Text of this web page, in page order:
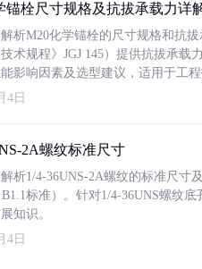
锚栓尺寸规格及抗拔承载力详
析M20化学锚栓的尺寸规格和抗
术规程》JGJ 145）提供抗拔承载
影响因素及选型建议，适用于工程
4日
2A螺纹标准尺寸
析1/4-36UNS-2A螺纹的标准尺寸
B1.1标准）。针对1/4-36UNS螺纹
知识。
4日